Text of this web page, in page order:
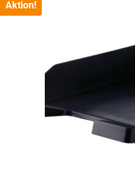
CHF3.10.
Aktion!